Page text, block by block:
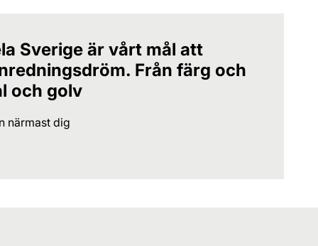
Sverige är vårt mål att
Från färg och
och golv
närmast dig